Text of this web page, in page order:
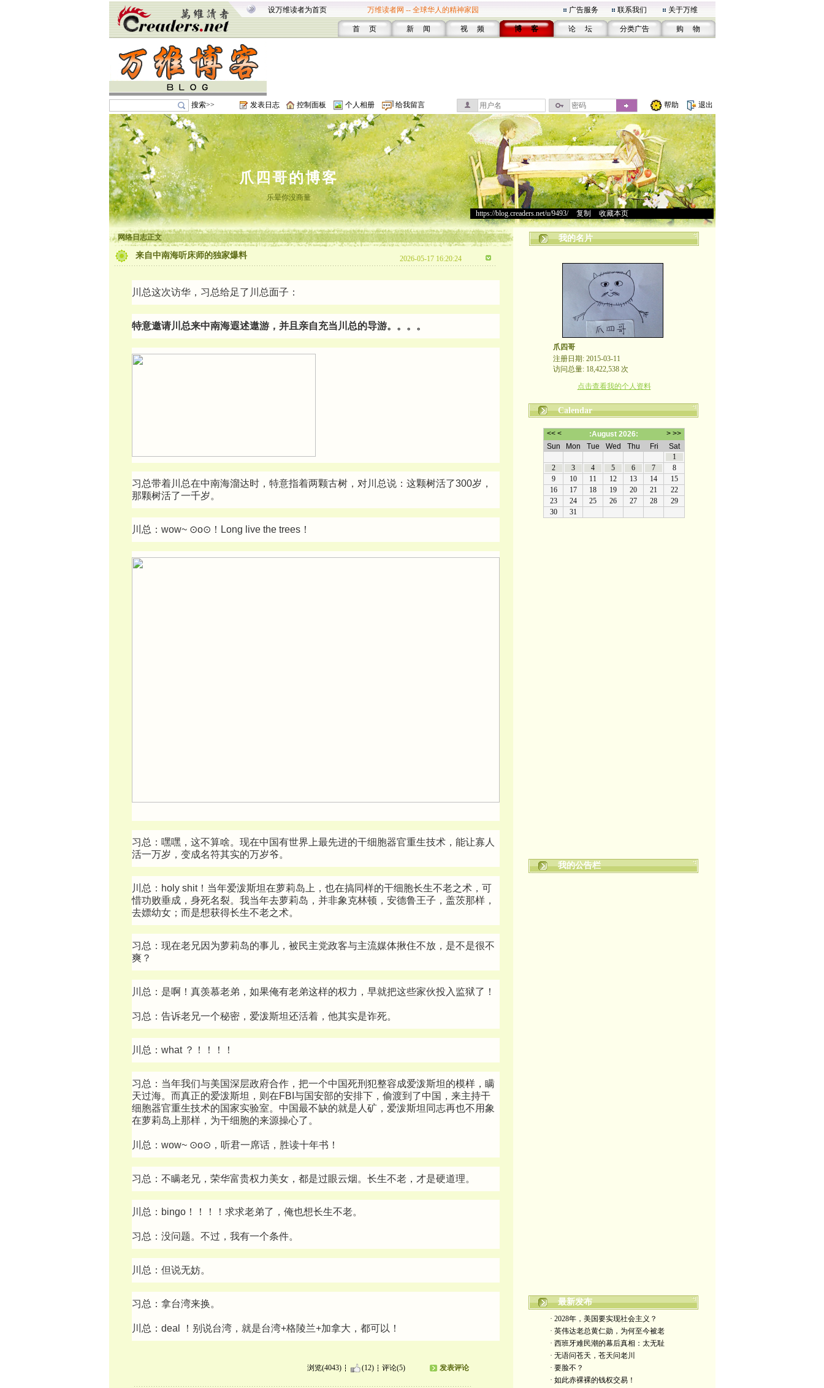
设万维读者为首页 万维读者网 -- 全球华人的精神家园 广告服务 联系我们 关于万维
首 页 新 闻 视 频 博 客 论 坛 分类广告 购 物
搜索>> 发表日志 控制面板 个人相册 给我留言 帮助 退出
爪四哥的博客
乐晕你没商量
https://blog.creaders.net/u/9493/> 复制 收藏本页
网络日志正文
来自中南海听床师的独家爆料 2026-05-17 16:20:24
川总这次访华，习总给足了川总面子：
特意邀请川总来中南海遐述遨游，并且亲自充当川总的导游。。。。
习总带着川总在中南海溜达时，特意指着两颗古树，对川总说：这颗树活了300岁，
那颗树活了一千岁。
川总：wow~ ⊙o⊙！Long live the trees！
习总：嘿嘿，这不算啥。现在中国有世界上最先进的干细胞器官重生技术，能让寡人
活一万岁，变成名符其实的万岁爷。
川总：holy shit！当年爱泼斯坦在萝莉岛上，也在搞同样的干细胞长生不老之术，可
惜功败垂成，身死名裂。我当年去萝莉岛，并非象克林顿，安德鲁王子，盖茨那样，
去嫖幼女；而是想获得长生不老之术。
习总：现在老兄因为萝莉岛的事儿，被民主党政客与主流媒体揪住不放，是不是很不
爽？
川总：是啊！真羡慕老弟，如果俺有老弟这样的权力，早就把这些家伙投入监狱了！
习总：告诉老兄一个秘密，爱泼斯坦还活着，他其实是诈死。
川总：what ？！！！！
习总：当年我们与美国深层政府合作，把一个中国死刑犯整容成爱泼斯坦的模样，瞒
天过海。而真正的爱泼斯坦，则在FBI与国安部的安排下，偷渡到了中国，来主持干
细胞器官重生技术的国家实验室。中国最不缺的就是人矿，爱泼斯坦同志再也不用象
在萝莉岛上那样，为干细胞的来源操心了。
川总：wow~ ⊙o⊙，听君一席话，胜读十年书！
习总：不瞒老兄，荣华富贵权力美女，都是过眼云烟。长生不老，才是硬道理。
川总：bingo！！！！求求老弟了，俺也想长生不老。
习总：没问题。不过，我有一个条件。
川总：但说无妨。
习总：拿台湾来换。
川总：deal ！别说台湾，就是台湾+格陵兰+加拿大，都可以！
浏览(4043) (12) 评论(5) 发表评论
我的名片
爪四哥
注册日期: 2015-03-11
访问总量: 18,422,538 次
点击查看我的个人资料
Calendar
我的公告栏
最新发布
· 2028年，美国要实现社会主义？
· 英伟达老总黄仁勋，为何至今被老
· 西班牙难民潮的幕后真相：太无耻
· 无语问苍天，苍天问老川
· 要脸不？
· 如此赤裸裸的钱权交易！